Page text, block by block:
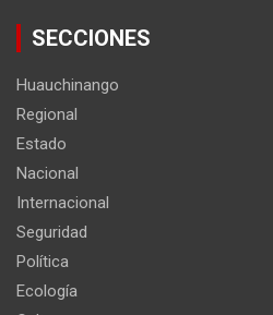
SECCIONES
Huauchinango
Regional
Estado
Nacional
Internacional
Seguridad
Política
Ecología